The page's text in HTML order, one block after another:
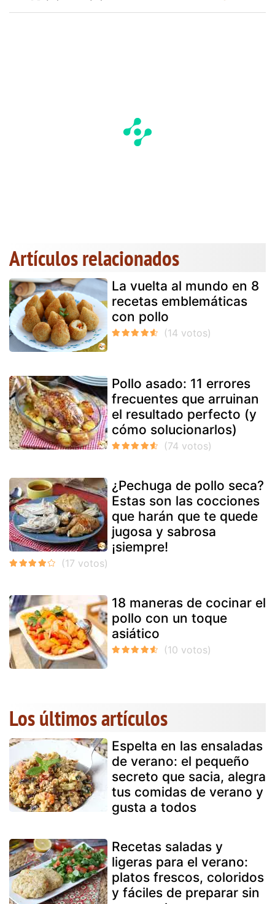
Artículos relacionados
La vuelta al mundo en 8
recetas emblemáticas
con pollo
Pollo asado: 11 errores
frecuentes que arruinan
el resultado perfecto (y
cómo solucionarlos)
¿Pechuga de pollo seca?
Estas son las cocciones
que harán que te quede
jugosa y sabrosa
¡siempre!
18 maneras de cocinar el
pollo con un toque
asiático
Los últimos artículos
Espelta en las ensaladas
de verano: el pequeño
secreto que sacia, alegra
tus comidas de verano y
gusta a todos
Recetas saladas y
ligeras para el verano:
platos frescos, coloridos
y fáciles de preparar sin